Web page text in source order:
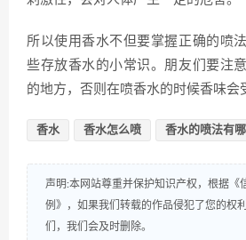
所以使用香水不但要掌握正确的喷
些存放香水的小常识。朋友们要注
的地方，否则在喷香水的时候香味会
香水 香水怎么喷 香水的喷法有
声明:本网站尊重并保护知识产权，根据《
例》，如果我们转载的作品侵犯了您的权
们，我们会及时删除。